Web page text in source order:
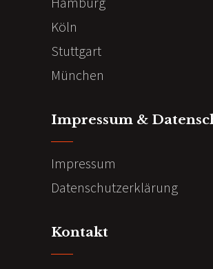
Köln
Stuttgart
München
Impressum &
Impressum
Datenschutzerklärung
Kontakt